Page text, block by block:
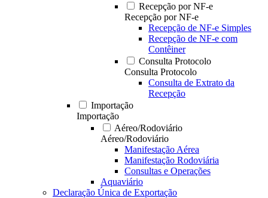
Recepção por NF-e
Recepção por NF-e
Recepção de NF-e Simples
Recepção de NF-e com
Contêiner
Consulta Protocolo
Consulta Protocolo
Consulta de Extrato da
Recepção
Importação
Importação
Aéreo/Rodoviário
Aéreo/Rodoviário
Manifestação Aérea
Manifestação Rodoviária
Consultas e Operações
Aquaviário
Declaração Única de Exportação